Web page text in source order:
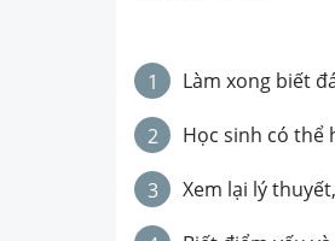
1 Làm xong biết
2 Học sinh có thể
3 Xem lại lý